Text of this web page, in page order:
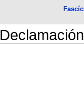
Declamación